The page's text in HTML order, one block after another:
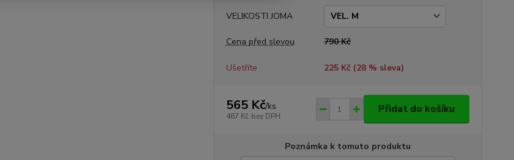
VELIKOSTI JOMA
Cena před slevou 790 Kč
Ušetříte 225 Kč (28% sleva)
565 Kč/ks
467 Kč bez DPH
Přidat do košíku
Poznámka k tomuto produktu